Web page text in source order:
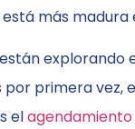
más madura
explorando
primera vez,
elagendamiento